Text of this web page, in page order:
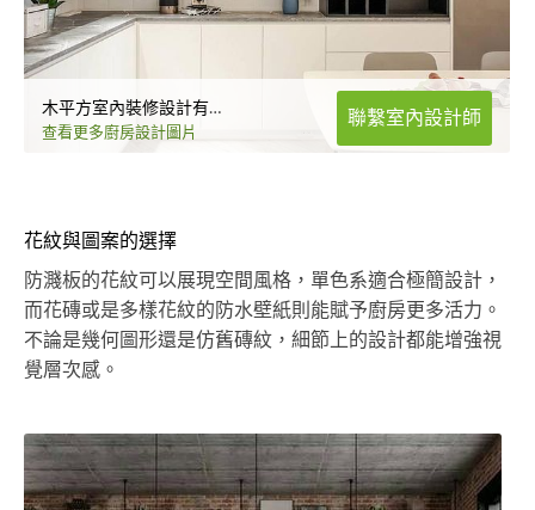
木平方室內裝修設計有限公司
查看更多廚房設計圖片
聯繫室內設計師
花紋與圖案的選擇
防濺板的花紋可以展現空間風格，單色系適合極簡設計，
而花磚或是多樣花紋的防水壁紙則能賦予廚房更多活力。
不論是幾何圖形還是仿舊磚紋，細節上的設計都能增強視
覺層次感。